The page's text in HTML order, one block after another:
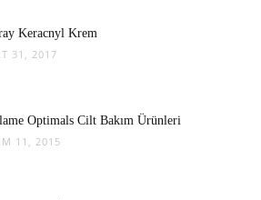
Keracnyl Krem
31, 2017
Optimals Cilt Bakım Ürünleri
11, 2015